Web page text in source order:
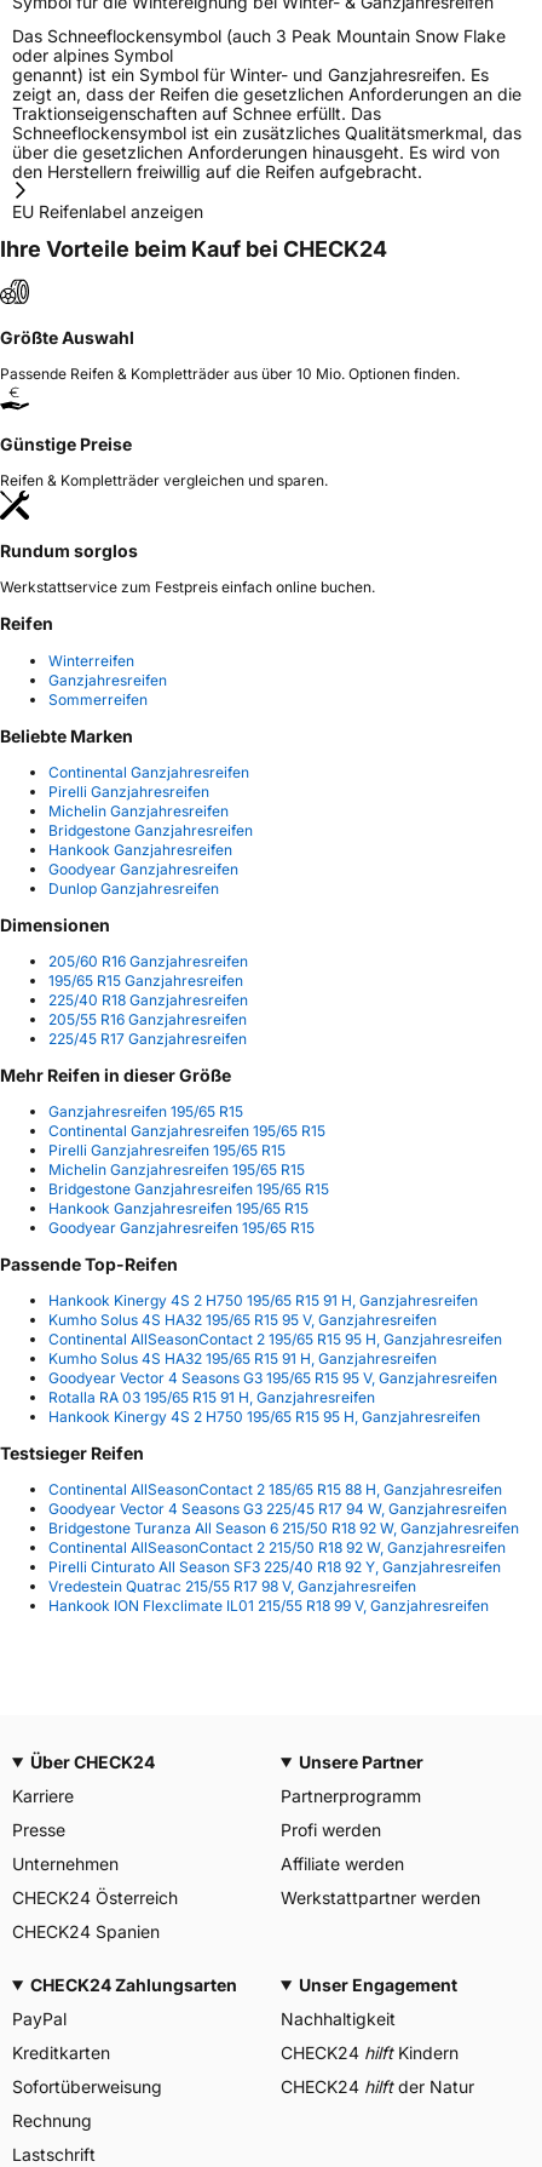
Das Schneeflockensymbol (auch 3 Peak Mountain Snow Flake
oder alpines Symbol
genannt) ist ein Symbol für Winter- und Ganzjahresreifen. Es
zeigt an, dass der Reifen die gesetzlichen Anforderungen an die
Traktionseigenschaften auf Schnee erfüllt. Das
Schneeflockensymbol ist ein zusätzliches Qualitätsmerkmal, das
über die gesetzlichen Anforderungen hinausgeht. Es wird von
den Herstellern freiwillig auf die Reifen aufgebracht.
EU Reifenlabel anzeigen
Ihre Vorteile beim Kauf bei CHECK24
Größte Auswahl
Passende Reifen & Kompletträder aus über 10 Mio. Optionen finden.
Günstige Preise
Reifen & Kompletträder vergleichen und sparen.
Rundum sorglos
Werkstattservice zum Festpreis einfach online buchen.
Reifen
Winterreifen
Ganzjahresreifen
Sommerreifen
Beliebte Marken
Continental Ganzjahresreifen
Pirelli Ganzjahresreifen
Michelin Ganzjahresreifen
Bridgestone Ganzjahresreifen
Hankook Ganzjahresreifen
Goodyear Ganzjahresreifen
Dunlop Ganzjahresreifen
Dimensionen
205/60 R16 Ganzjahresreifen
195/65 R15 Ganzjahresreifen
225/40 R18 Ganzjahresreifen
205/55 R16 Ganzjahresreifen
225/45 R17 Ganzjahresreifen
Mehr Reifen in dieser Größe
Ganzjahresreifen 195/65 R15
Continental Ganzjahresreifen 195/65 R15
Pirelli Ganzjahresreifen 195/65 R15
Michelin Ganzjahresreifen 195/65 R15
Bridgestone Ganzjahresreifen 195/65 R15
Hankook Ganzjahresreifen 195/65 R15
Goodyear Ganzjahresreifen 195/65 R15
Passende Top-Reifen
Hankook Kinergy 4S 2 H750 195/65 R15 91 H, Ganzjahresreifen
Kumho Solus 4S HA32 195/65 R15 95 V, Ganzjahresreifen
Continental AllSeasonContact 2 195/65 R15 95 H, Ganzjahresreifen
Kumho Solus 4S HA32 195/65 R15 91 H, Ganzjahresreifen
Goodyear Vector 4 Seasons G3 195/65 R15 95 V, Ganzjahresreifen
Rotalla RA 03 195/65 R15 91 H, Ganzjahresreifen
Hankook Kinergy 4S 2 H750 195/65 R15 95 H, Ganzjahresreifen
Testsieger Reifen
Continental AllSeasonContact 2 185/65 R15 88 H, Ganzjahresreifen
Goodyear Vector 4 Seasons G3 225/45 R17 94 W, Ganzjahresreifen
Bridgestone Turanza All Season 6 215/50 R18 92 W, Ganzjahresreifen
Continental AllSeasonContact 2 215/50 R18 92 W, Ganzjahresreifen
Pirelli Cinturato All Season SF3 225/40 R18 92 Y, Ganzjahresreifen
Vredestein Quatrac 215/55 R17 98 V, Ganzjahresreifen
Hankook ION Flexclimate IL01 215/55 R18 99 V, Ganzjahresreifen
Über CHECK24
Karriere
Presse
Unternehmen
CHECK24 Österreich
CHECK24 Spanien
Unsere Partner
Partnerprogramm
Profi werden
Affiliate werden
Werkstattpartner werden
CHECK24 Zahlungsarten
PayPal
Kreditkarten
Sofortüberweisung
Rechnung
Lastschrift
Unser Engagement
Nachhaltigkeit
CHECK24 hilftKindern
CHECK24 hilftder Natur